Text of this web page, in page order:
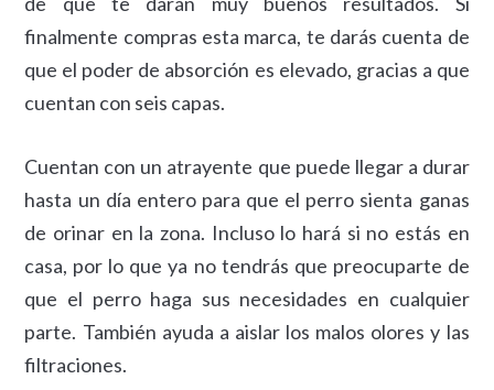
finalmente compras esta marca, te darás cuenta de
que el poder de absorción es elevado, gracias a que
cuentan con seis capas.
Cuentan con un atrayente que puede llegar a durar
hasta un día entero para que el perro sienta ganas
de orinar en la zona. Incluso lo hará si no estás en
casa, por lo que ya no tendrás que preocuparte de
que el perro haga sus necesidades en cualquier
parte. También ayuda a aislar los malos olores y las
filtraciones.